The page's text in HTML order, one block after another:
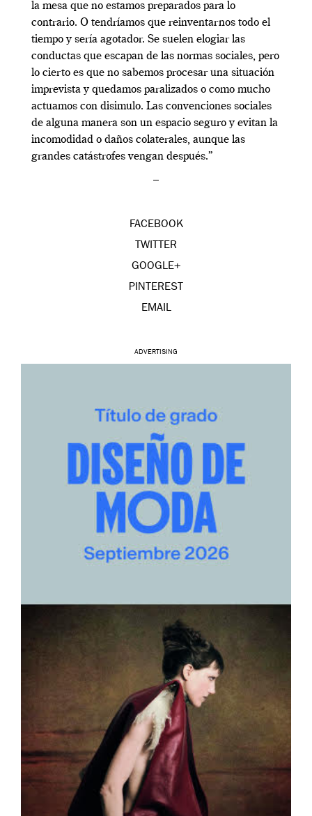
la mesa que no estamos preparados para lo
contrario. O tendríamos que reinventarnos todo el
tiempo y sería agotador. Se suelen elogiar las
conductas que escapan de las normas sociales, pero
lo cierto es que no sabemos procesar una situación
imprevista y quedamos paralizados o como mucho
actuamos con disimulo. Las convenciones sociales
de alguna manera son un espacio seguro y evitan la
incomodidad o daños colaterales, aunque las
grandes catástrofes vengan después.”
–
FACEBOOK
TWITTER
GOOGLE+
PINTEREST
EMAIL
ADVERTISING